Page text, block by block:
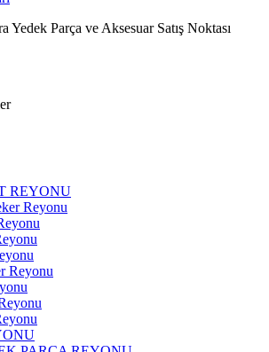
Yedek Parça ve Aksesuar Satış Noktası
REYONU
Reyonu
Reyonu